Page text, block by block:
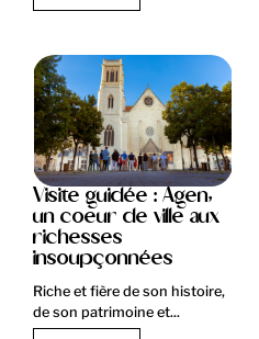
Visite guidée : Agen,
un coeur de ville aux
richesses
insoupçonnées
Riche et fière de son histoire,
de son patrimoine et...